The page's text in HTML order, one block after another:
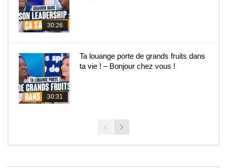
30:26
30:31
Ta louange porte de grands fruits dans
ta vie ! – Bonjour chez vous !